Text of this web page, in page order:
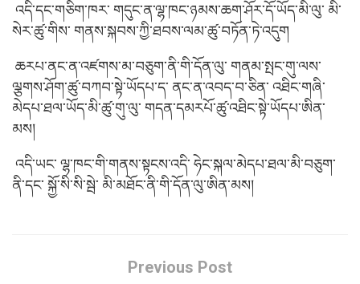
འདི་དང་གཅིག་ཁར་ གདུང་ན་ལྷ་ཁང་ཉམས་ཆག་ཤོར་དོ་ཡོད་མི་ལུ་ མི་
སེར་ཚུ་གིས་ གནས་སྐབས་ཀྱི་ཐབས་ལམ་ཚུ་བཏོན་ཏེ་འདུག
ཆརཔ་ནང་ན་འཛགས་མ་བཅུག་ནི་གི་དོན་ལུ་ གནམ་སྤང་གུ་ལས་
ལྕགས་ཤོག་ཚུ་བཀབ་སྟེ་ཡོདཔ་ད་ ནང་ན་འབད་བ་ཅིན་ འཐིང་གཞི་
མེདཔ་ཐལ་ཡོད་མི་ཚུ་གུ་ལུ་ གདན་དམརཔོ་ཚུ་འཐིང་སྟེ་ཡོདཔ་ཨིན་
མས།
འདི་ཡང་ ལྷ་ཁང་གི་གནས་སྟངས་འདི་ ཧེང་སྐལ་མེདཔ་ཐལ་མི་བཅུག་
ནི་དང་ སྐྱོ་སི་སི་སྦེ་ མི་མཐོང་ནི་གི་དོན་ལུ་ཨིན་མས།
Previous Post